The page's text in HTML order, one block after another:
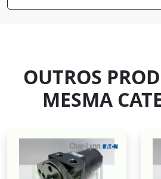
OUTROS
MESMA